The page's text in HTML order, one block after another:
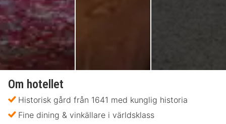
Om hotellet
Historisk gård från 1641 med kunglig historia
Fine dining & vinkällare i världsklass